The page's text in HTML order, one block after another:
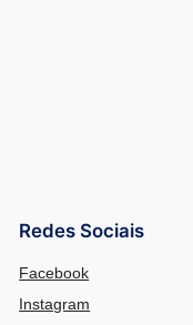
Redes Sociais
Facebook
Instagram